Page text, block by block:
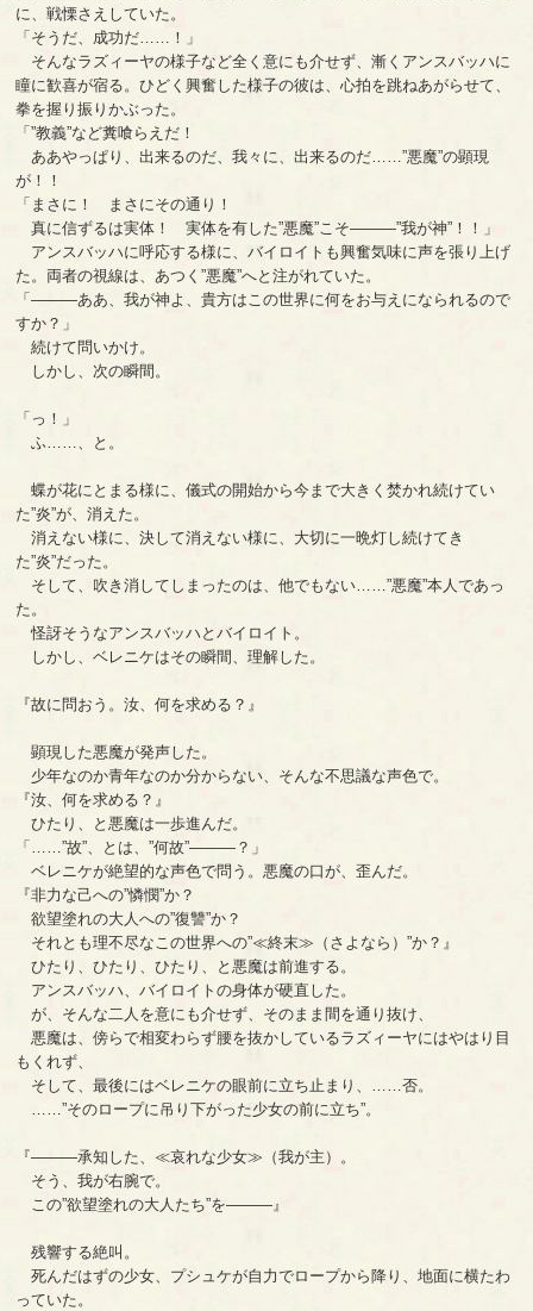
に、戦慄さえしていた。
「そうだ、成功だ……！」
そんなラズィーヤの様子など全く意にも介せず、漸くアンスバッハに
瞳に歓喜が宿る。ひどく興奮した様子の彼は、心拍を跳ねあがらせて、
拳を握り振りかぶった。
「”教義”など糞喰らえだ！
ああやっぱり、出来るのだ、我々に、出来るのだ……”悪魔”の顕現
が！！
「まさに！ まさにその通り！
真に信ずるは実体！ 実体を有した”悪魔”こそ―――”我が神”！！」
アンスバッハに呼応する様に、バイロイトも興奮気味に声を張り上げ
た。両者の視線は、あつく”悪魔”へと注がれていた。
「―――ああ、我が神よ、貴方はこの世界に何をお与えになられるので
すか？」
続けて問いかけ。
しかし、次の瞬間。
「っ！」
ふ……、と。
蝶が花にとまる様に、儀式の開始から今まで大きく焚かれ続けてい
た”炎”が、消えた。
消えない様に、決して消えない様に、大切に一晩灯し続けてき
た”炎”だった。
そして、吹き消してしまったのは、他でもない……”悪魔”本人であっ
た。
怪訝そうなアンスバッハとバイロイト。
しかし、ベレニケはその瞬間、理解した。
『故に問おう。汝、何を求める？』
顕現した悪魔が発声した。
少年なのか青年なのか分からない、そんな不思議な声色で。
『汝、何を求める？』
ひたり、と悪魔は一歩進んだ。
「……”故”、とは、”何故”―――？」
ベレニケが絶望的な声色で問う。悪魔の口が、歪んだ。
『非力な己への”憐憫”か？
欲望塗れの大人への”復讐”か？
それとも理不尽なこの世界への”≪終末≫（さよなら）”か？』
ひたり、ひたり、ひたり、と悪魔は前進する。
アンスバッハ、バイロイトの身体が硬直した。
が、そんな二人を意にも介せず、そのまま間を通り抜け、
悪魔は、傍らで相変わらず腰を抜かしているラズィーヤにはやはり目
もくれず、
そして、最後にはベレニケの眼前に立ち止まり、……否。
……”そのロープに吊り下がった少女の前に立ち”。
『―――承知した、≪哀れな少女≫（我が主）。
そう、我が右腕で。
この”欲望塗れの大人たち”を―――』
残響する絶叫。
死んだはずの少女、プシュケが自力でロープから降り、地面に横たわ
っていた。